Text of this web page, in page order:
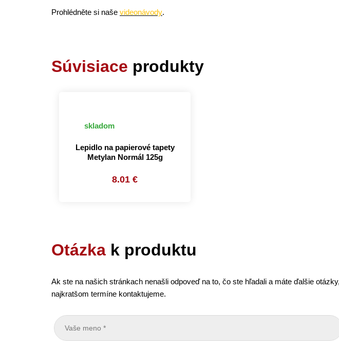
Prohlédněte si naše videonávody.
Súvisiace produkty
skladom
Lepidlo na papierové tapety
Metylan Normál 125g
8.01 €
Otázka k produktu
Ak ste na našich stránkach nenašli odpoveď na to, čo ste hľadali a máte ďalšie
najkratšom termíne kontaktujeme.